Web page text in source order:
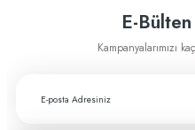
Greftburada çok profesyonel bir şirket bu
E-
Kampanyalarımızı